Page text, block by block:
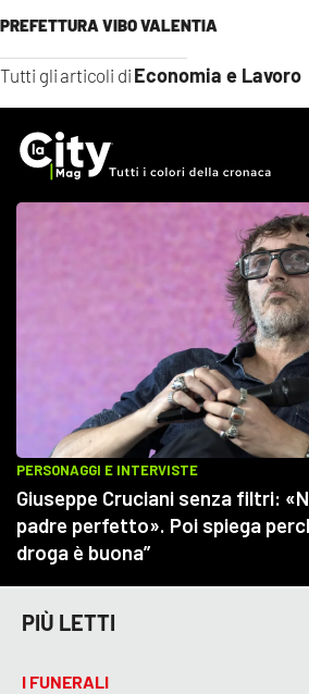
PREFETTURA VIBO VALENTIA
Tutti gli articoli di Economia e Lavoro
PIÙ LETTI
I FUNERALI